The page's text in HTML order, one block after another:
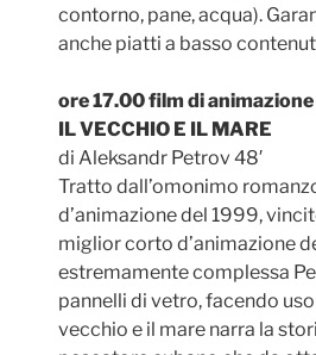
contorno, pane, acqua).
anche piatti a basso
ore 17.00 film di animazione
IL VECCHIO E IL MARE
di Aleksandr Petrov 48′
Tratto dall’omonimo
d’animazione del 1999,
miglior corto d’animazione
estremamente complessa
pannelli di vetro, facendo
vecchio e il mare narra la